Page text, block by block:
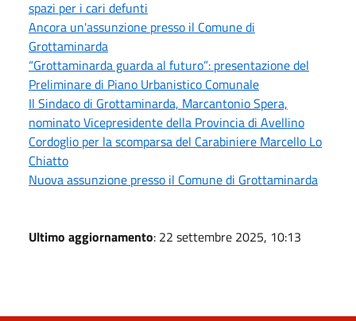
spazi per i cari defunti
Ancora un'assunzione presso il Comune di
Grottaminarda
“Grottaminarda guarda al futuro”: presentazione del
Preliminare di Piano Urbanistico Comunale
Il Sindaco di Grottaminarda, Marcantonio Spera,
nominato Vicepresidente della Provincia di Avellino
Cordoglio per la scomparsa del Carabiniere Marcello Lo
Chiatto
Nuova assunzione presso il Comune di Grottaminarda
Ultimo aggiornamento: 22 settembre 2025, 10:13